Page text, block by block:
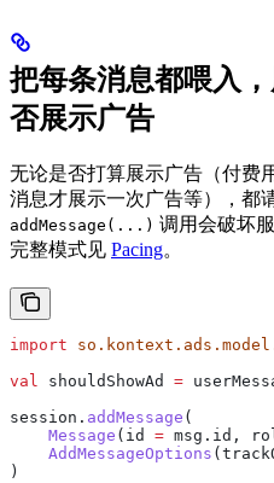
把每条消息都喂入，
否展示广告
无论是否打算展示广告（付费
消息才展示一次广告等），都
addMessage(...) 调用会破坏
完整模式见 Pacing。
import
val shouldShowAd =
session. addMessage (
    Message
(id = msg.id,
    AddMessageOptions
)